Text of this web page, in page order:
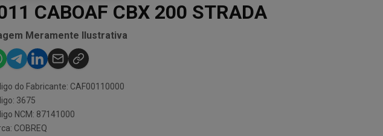
CABOAF CBX 200 STRADA
Meramente Ilustrativa
do Fabricante: CAF00110000
3675
NCM: 87141000
COBREQ